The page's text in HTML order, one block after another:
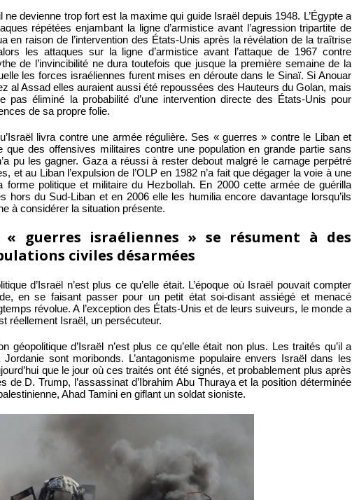
ne devienne trop fort est la maxime qui guide Israël depuis 1948. L’Égypte a
répétées enjambant la ligne d’armistice avant l’agression tripartite de
en raison de l’intervention des États-Unis après la révélation de la traîtrise
les attaques sur la ligne d’armistice avant l’attaque de 1967 contre
de l’invincibilité ne dura toutefois que jusque la première semaine de la
les forces israéliennes furent mises en déroute dans le Sinaï. Si Anouar
al Assad elles auraient aussi été repoussées des Hauteurs du Golan, mais
pas éliminé la probabilité d’une intervention directe des États-Unis pour
de sa propre folie.
livra contre une armée régulière. Ses « guerres » contre le Liban et
que des offensives militaires contre une population en grande partie sans
pu les gagner. Gaza a réussi à rester debout malgré le carnage perpétré
et au Liban l’expulsion de l’OLP en 1982 n’a fait que dégager la voie à une
forme politique et militaire du Hezbollah. En 2000 cette armée de guérilla
hors du Sud-Liban et en 2006 elle les humilia encore davantage lorsqu’ils
à considérer la situation présente.
« guerres israéliennes » se résument à des
civiles désarmées
d’Israël n’est plus ce qu’elle était. L’époque où Israël pouvait compter
en se faisant passer pour un petit état soi-disant assiégé et menacé
révolue. A l’exception des États-Unis et de leurs suiveurs, le monde a
réellement Israël, un persécuteur.
géopolitique d’Israël n’est plus ce qu’elle était non plus. Les traités qu’il a
sont moribonds. L’antagonisme populaire envers Israël dans les
que le jour où ces traités ont été signés, et probablement plus après
de D. Trump, l’assassinat d’Ibrahim Abu Thuraya et la position déterminée
Ahad Tamini en giflant un soldat sioniste.